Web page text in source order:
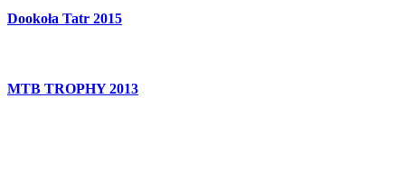
Dookoła Tatr 2015
MTB TROPHY 2013